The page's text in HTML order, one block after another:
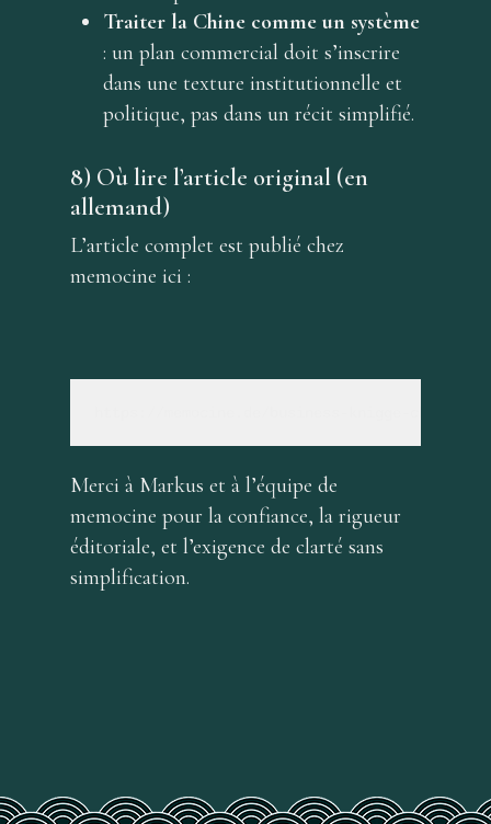
Traiter la Chine comme un système
: un plan commercial doit s’inscrire
dans une texture institutionnelle et
politique, pas dans un récit simplifié.
8) Où lire l’article original (en
allemand)
L’article complet est publié chez
memocine ici :
Merci à Markus et à l’équipe de
memocine pour la confiance, la rigueur
éditoriale, et l’exigence de clarté sans
simplification.